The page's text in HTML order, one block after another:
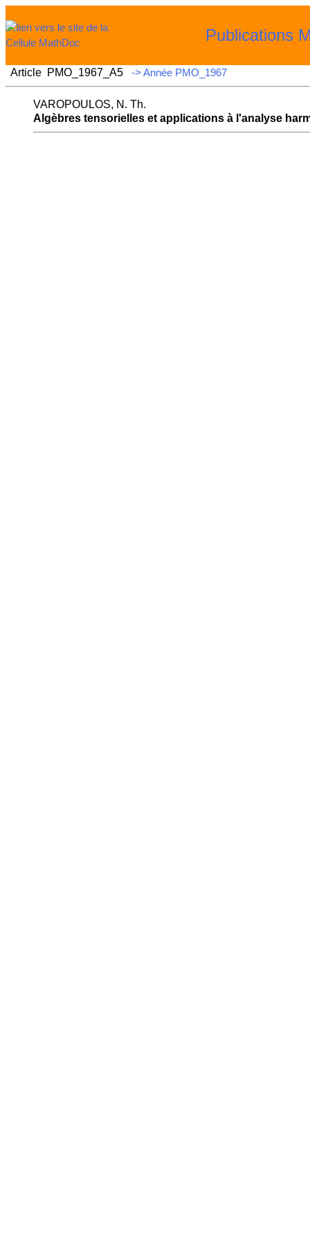
Publications
Article PMO_1967_A5 -> Année PMO_1967
VAROPOULOS, N. Th.
Algèbres tensorielles et applications à l'analyse